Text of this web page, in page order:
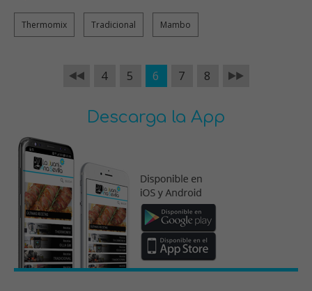
Thermomix Tradicional Mambo
4 5 6 7 8
Descarga la App